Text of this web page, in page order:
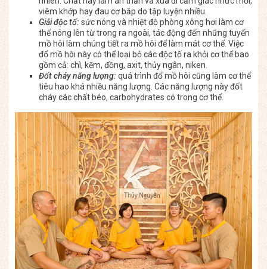
viêm khớp hay đau cơ bắp do tập luyện nhiều.
Giải độc tố: sức nóng và nhiệt độ phòng xông hơi làm cơ
thể nóng lên từ trong ra ngoài, tác động đến những tuyến
mồ hôi làm chúng tiết ra mồ hôi để làm mát cơ thể. Việc
đổ mồ hôi này có thể loại bỏ các độc tố ra khỏi cơ thể bao
gồm cả: chì, kẽm, đồng, axit, thủy ngân, niken.
Đốt cháy năng lượng: quá trình đổ mồ hôi cũng làm cơ thể
tiêu hao khá nhiều năng lượng. Các năng lượng này đốt
cháy các chất béo, carbohydrates có trong cơ thể.